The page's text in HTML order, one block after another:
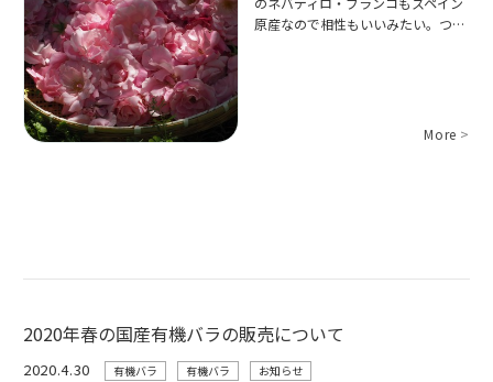
原産なので相性もいいみたい。つ…
More >
2020年春の国産有機バラの販売について
2020.4.30 有機バラ 有機バラ お知らせ